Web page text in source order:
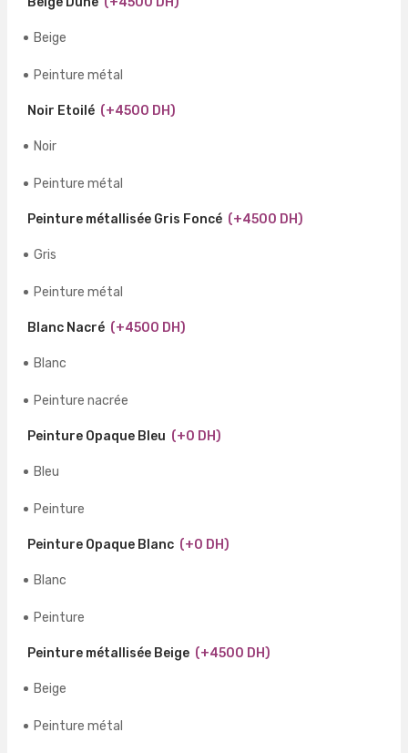
Beige
Peinture métal
Noir Etoilé (+4500 DH)
Noir
Peinture métal
Peinture métallisée Gris Foncé (+4500 DH)
Gris
Peinture métal
Blanc Nacré (+4500 DH)
Blanc
Peinture nacrée
Peinture Opaque Bleu (+0 DH)
Bleu
Peinture
Peinture Opaque Blanc (+0 DH)
Blanc
Peinture
Peinture métallisée Beige (+4500 DH)
Beige
Peinture métal